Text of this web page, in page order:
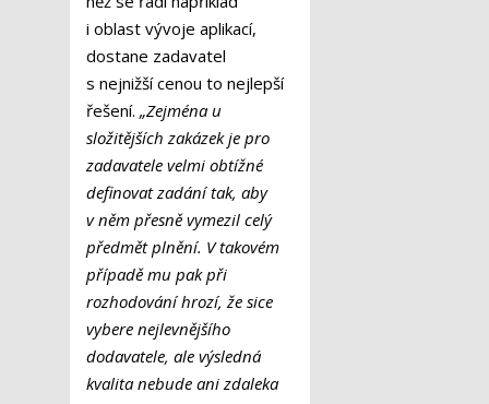
i oblast vývoje aplikací,
dostane zadavatel
s nejnižší cenou to nejlepší
řešení. „Zejména u
složitějších zakázek je pro
zadavatele velmi obtížné
definovat zadání tak, aby
v něm přesně vymezil celý
předmět plnění. V takovém
případě mu pak při
rozhodování hrozí, že sice
vybere nejlevnějšího
dodavatele, ale výsledná
kvalita nebude ani zdaleka